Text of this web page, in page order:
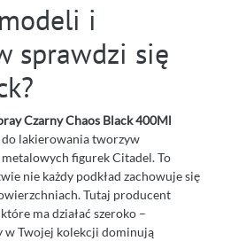
i
sprawdzi się
Czarny Chaos Black 400Ml
do lakierowania tworzyw
figurek Citadel. To
nie każdy podkład zachowuje się
Tutaj producent
ma działać szeroko –
w Twojej kolekcji dominują